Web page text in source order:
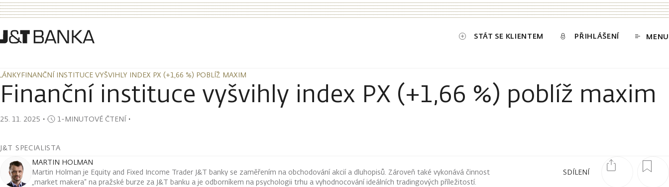
STÁT SE KLIENTEM PŘIHLÁŠENÍ MENU
FINANČNÍ INSTITUCE VYŠVIHLY INDEX PX (+1,66 %) POBLÍŽ MAXIM
FINANČNÍ INSTITUCE VYŠVIHLY INDEX PX (+1,66 %) POBLÍŽ MAXIM
Finanční instituce vyšvihly index PX (+1,66 %) poblíž maxim
25. 11. 2025 ・ 1-MINUTOVÉ ČTENÍ・
J&T SPECIALISTA
SDÍLENÍ
MARTIN HOLMAN
Martin Holman je Equity and Fixed Income Trader J&T banky se zaměřením na obchodování akcií a dluhopisů. Zároveň také vykonává činnost
„market makera“ na pražské burze za J&T banku a je odborníkem na psychologii trhu a vyhodnocování ideálních tradingových příležitostí.